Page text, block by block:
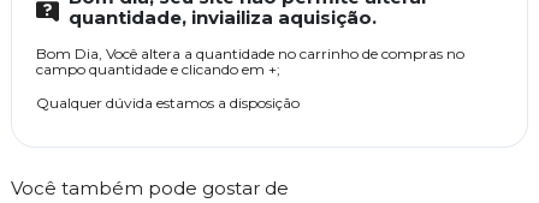
quantidade, inviailiza aquisição.
Bom Dia, Você altera a quantidade no carrinho de compras no
campo quantidade e clicando em +;
Qualquer dúvida estamos a disposição
Você também pode gostar de